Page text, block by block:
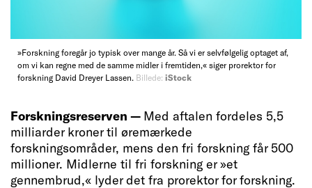
»Forskning foregår jo typisk over mange år. Så vi er selvfølgelig optaget af,
om vi kan regne med de samme midler i fremtiden,« siger prorektor for
forskning David Dreyer Lassen. Billede: iStock
Forskningsreserven — Med aftalen fordeles 5,5
milliarder kroner til øremærkede
forskningsområder, mens den fri forskning får 500
millioner. Midlerne til fri forskning er »et
gennembrud,« lyder det fra prorektor for forskning.